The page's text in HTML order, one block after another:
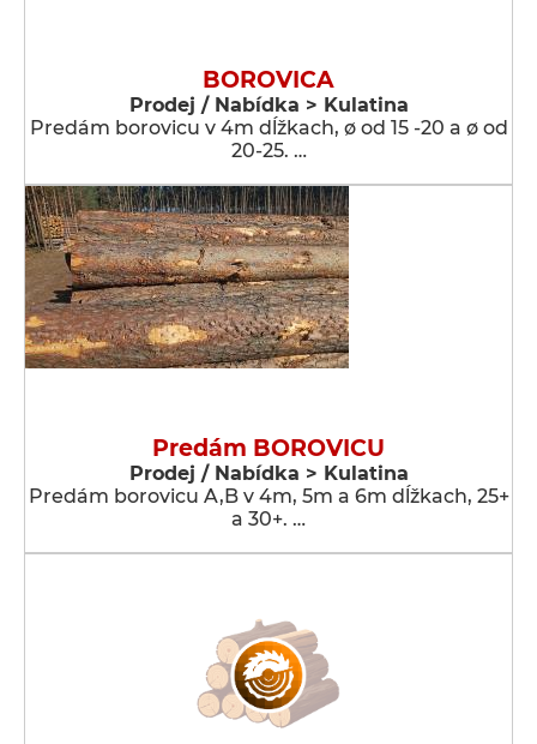
BOROVICA
Prodej / Nabídka > Kulatina
Predám borovicu v 4m dĺžkach, ø od 15 -20 a ø od
20-25. …
Predám BOROVICU
Prodej / Nabídka > Kulatina
Predám borovicu A,B v 4m, 5m a 6m dĺžkach, 25+
a 30+. …